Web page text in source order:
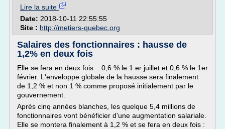
Lire la suite
Date: 2018-10-11 22:55:55
Site : http://metiers-quebec.org
Salaires des fonctionnaires : hausse de
1,2% en deux fois
Elle se fera en deux fois : 0,6 % le 1 er juillet et 0,6 % le 1er
février. L'enveloppe globale de la hausse sera finalement
de 1,2 % et non 1 % comme proposé initialement par le
gouvernement.
Après cinq années blanches, les quelque 5,4 millions de
fonctionnaires vont bénéficier d'une augmentation salariale.
Elle se montera finalement à 1,2 % et se fera en deux fois :